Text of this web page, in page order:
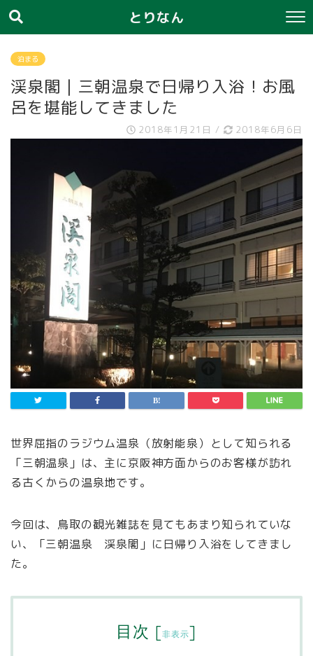
とりなん
泊まる
渓泉閣｜三朝温泉で日帰り入浴！お風
呂を堪能してきました
2018年1月21日 / 2018年6月6日
世界屈指のラジウム温泉（放射能泉）として知られる
「三朝温泉」は、主に京阪神方面からのお客様が訪れ
る古くからの温泉地です。
今回は、鳥取の観光雑誌を見てもあまり知られていな
い、「三朝温泉 渓泉閣」に日帰り入浴をしてきまし
た。
目次 [非表示]